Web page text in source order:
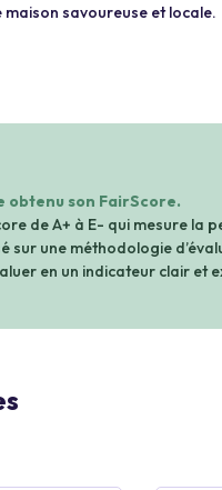
savoureuse et locale.
obtenu son FairScore.
de A+ à E- qui mesure la
sur une méthodologie
en un indicateur clair et